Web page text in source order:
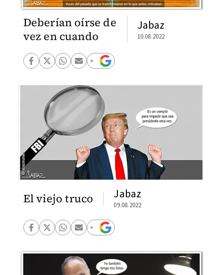
Deberían oírse de
vez en cuando
Jabaz
10.08.2022
El viejo truco Jabaz
09.08.2022